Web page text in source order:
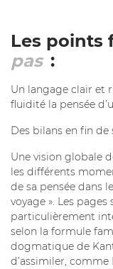
Les points
pas :
Un langage clair et
fluidité la pensée
Des bilans en fin de
Une vision globale
les différents
de sa pensée dans
voyage ». Les
particulièrement
selon la formule
dogmatique de
d’assimiler, comme